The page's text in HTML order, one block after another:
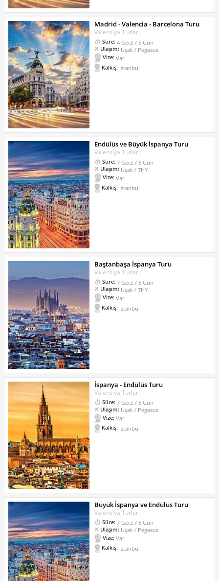
Madrid - Valencia - Barcelona Turu
Valensiya Turları
Süre: 4 Gece / 5 Gün
Ulaşım: Uçak / Pegasus
Vize: Var
Kalkış: İstanbul
Endülüs ve Büyük İspanya Turu
Valensiya Turları
Süre: 7 Gece / 8 Gün
Ulaşım: Uçak / THY
Vize: Var
Kalkış: İstanbul
Baştanbaşa İspanya Turu
Valensiya Turları
Süre: 7 Gece / 8 Gün
Ulaşım: Uçak / THY
Vize: Var
Kalkış: İstanbul
İspanya - Endülüs Turu
Valensiya Turları
Süre: 7 Gece / 8 Gün
Ulaşım: Uçak / Pegasus
Vize: Var
Kalkış: İstanbul
Büyük İspanya ve Endülüs Turu
Valensiya Turları
Süre: 7 Gece / 8 Gün
Ulaşım: Uçak / Pegasus
Vize: Var
Kalkış: İstanbul